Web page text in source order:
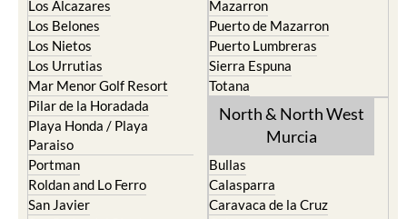
Cristal
La Manga Club
La Manga del Mar Menor
La Puebla
La Torre Golf Resort
La Union
Los Alcazares
Los Belones
Los Nietos
Los Urrutias
Mar Menor Golf Resort
Camposol
Condado de Alhama
Fuente Alamo
Hacienda del Alamo Golf
Resort
Lorca
Mazarron
Puerto Lumbreras
Sierra Espuna
Totana